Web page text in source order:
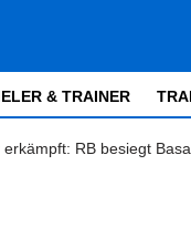
& TRAINER
erkämpft: RB besiegt